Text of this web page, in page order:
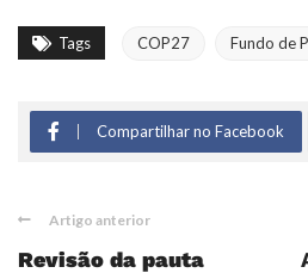
Tags COP27 Fundo de
Compartilhar no Facebook
Artigo anterior
Revisão da pauta